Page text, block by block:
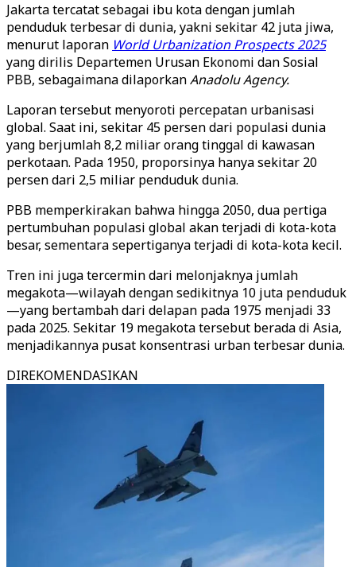
Jakarta tercatat sebagai ibu kota dengan jumlah
penduduk terbesar di dunia, yakni sekitar 42 juta jiwa,
menurut laporan World Urbanization Prospects 2025
yang dirilis Departemen Urusan Ekonomi dan Sosial
PBB, sebagaimana dilaporkanAnadolu Agency.
Laporan tersebut menyoroti percepatan urbanisasi
global. Saat ini, sekitar 45 persen dari populasi dunia
yang berjumlah 8,2 miliar orang tinggal di kawasan
perkotaan. Pada 1950, proporsinya hanya sekitar 20
persen dari 2,5 miliar penduduk dunia.
PBB memperkirakan bahwa hingga 2050, dua pertiga
pertumbuhan populasi global akan terjadi di kota-kota
besar, sementara sepertiganya terjadi di kota-kota kecil.
Tren ini juga tercermin dari melonjaknya jumlah
megakota—wilayah dengan sedikitnya 10 juta penduduk
—yang bertambah dari delapan pada 1975 menjadi 33
pada 2025. Sekitar 19 megakota tersebut berada di Asia,
menjadikannya pusat konsentrasi urban terbesar dunia.
DIREKOMENDASIKAN